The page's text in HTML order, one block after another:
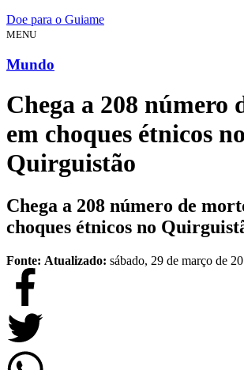
Doe para o Guiame
MENU
Mundo
Chega a 208 número
em choques étnicos no
Quirguistão
Chega a 208 número de
choques étnicos no
Fonte: Atualizado: sábado, 29 de março de